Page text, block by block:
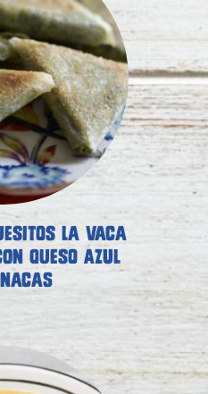
LA VACA
QUESO AZUL